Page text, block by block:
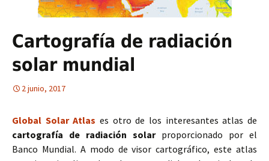
Cartografía de radiación
solar mundial
2 junio, 2017
Global Solar Atlas es otro de los interesantes atlas de
cartografía de radiación solarproporcionado por el
Banco Mundial. A modo de visor cartográfico, este atlas